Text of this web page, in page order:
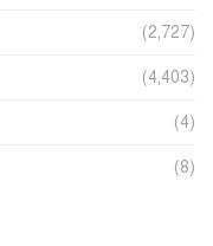
(2,727)
(4,403)
(4)
(8)